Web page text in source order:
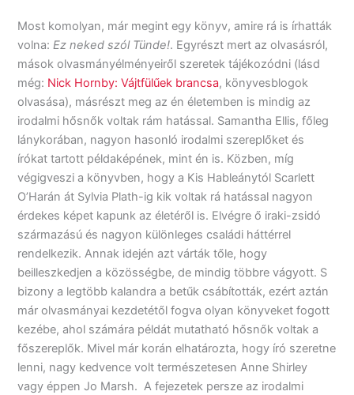
Most komolyan, már megint egy könyv, amire rá is írhatták
volna:Ez neked szól Tünde!. Egyrészt mert az olvasásról,
mások olvasmányélményeiről szeretek tájékozódni (lásd
még: Nick Hornby: Vájtfülűek brancsa, könyvesblogok
olvasása), másrészt meg az én életemben is mindig az
irodalmi hősnők voltak rám hatással. Samantha Ellis, főleg
lánykorában, nagyon hasonló irodalmi szereplőket és
írókat tartott példaképének, mint én is. Közben, míg
végigveszi a könyvben, hogy a Kis Hableánytól Scarlett
O’Harán át Sylvia Plath-ig kik voltak rá hatással nagyon
érdekes képet kapunk az életéről is. Elvégre ő iraki-zsidó
származású és nagyon különleges családi háttérrel
rendelkezik. Annak idején azt várták tőle, hogy
beilleszkedjen a közösségbe, de mindig többre vágyott. S
bizony a legtöbb kalandra a betűk csábították, ezért aztán
már olvasmányai kezdetétől fogva olyan könyveket fogott
kezébe, ahol számára példát mutatható hősnők voltak a
főszereplők. Mivel már korán elhatározta, hogy író szeretne
lenni, nagy kedvence volt természetesen Anne Shirley
vagy éppen Jo Marsh. A fejezetek persze az irodalmi